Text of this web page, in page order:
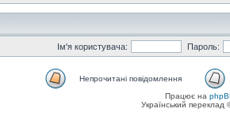
Ім'я користувача: Пароль:
Непрочитані повідомлення
Працює на
Український